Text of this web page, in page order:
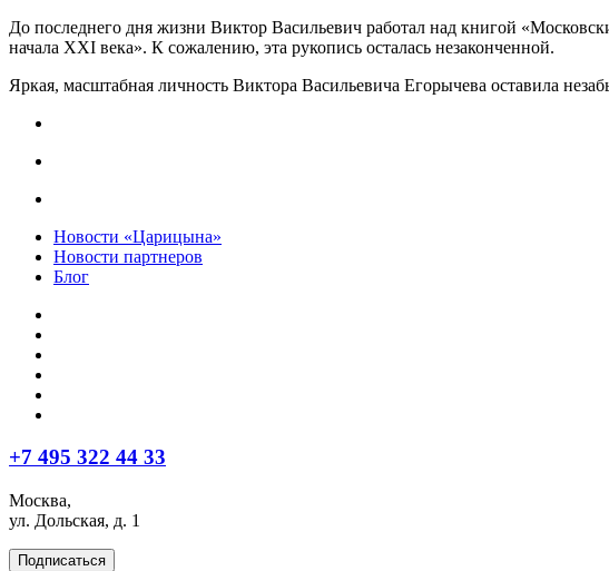
До последнего дня жизни Виктор Васильевич работал над книгой
начала XXI века». К сожалению, эта рукопись осталась незаконченной.
Яркая, масштабная личность Виктора Васильевича Егорычева оставила
Новости «Царицына»
Новости партнеров
Блог
+7 495 322 44 33
Москва,
ул. Дольская, д. 1
Подписаться